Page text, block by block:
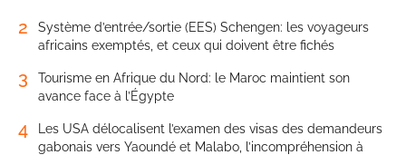
2
Système d’entrée/sortie (EES) Schengen: les voyageurs
africains exemptés, et ceux qui doivent être fichés
3
Tourisme en Afrique du Nord: le Maroc maintient son
avance face à l’Égypte
4
Les USA délocalisent l’examen des visas des demandeurs
gabonais vers Yaoundé et Malabo, l’incompréhension à